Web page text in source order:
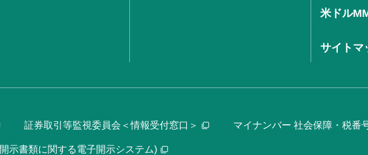
米ドル
サイトマ
証券取引等監視委員会＜情報受付窓口＞ マイナンバー 社会保障・税番
示書類に関する電子開示システム)